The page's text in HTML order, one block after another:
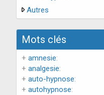
Autres
Mots clés
+ amnesie
+ analgesie
+ auto-hypnose
+ autohypnose